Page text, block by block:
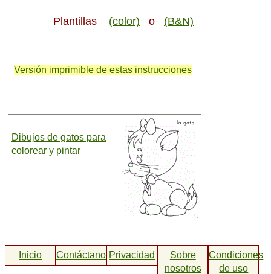
Plantillas (color) o (B&N)
Versión imprimible de estas instrucciones
Dibujos de gatos para
colorear y pintar
Inicio ContáctanosPrivacidad
Sobre
nosotros
Condiciones
de uso